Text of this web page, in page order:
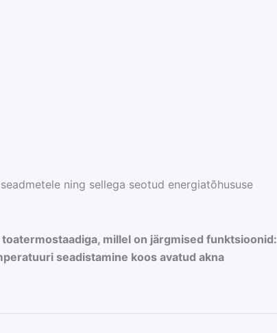
ning sellega seotud energiatõhususe
millel on järgmised funktsioonid:
seadistamine koos avatud akna